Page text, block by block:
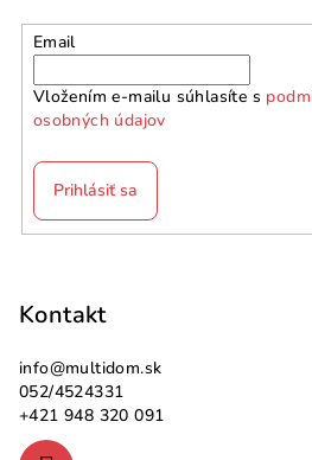
Email
Vložením e-mailu súhlasíte s
osobných údajov
Prihlásiť sa
Kontakt
info@multidom.sk
052/4524331
+421 948 320 091